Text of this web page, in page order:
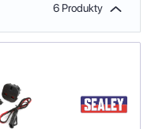
6 Produkty